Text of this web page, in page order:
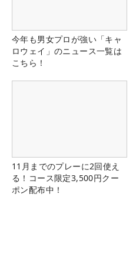
今年も男女プロが強い「キャ
ロウェイ」のニュース一覧は
こちら！
11月までのプレーに2回使え
る！コース限定3,500円クー
ポン配布中！